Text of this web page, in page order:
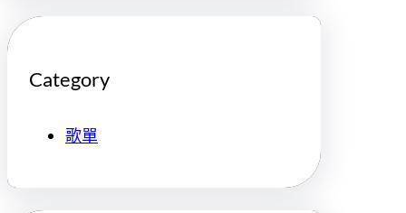
Category
歌單